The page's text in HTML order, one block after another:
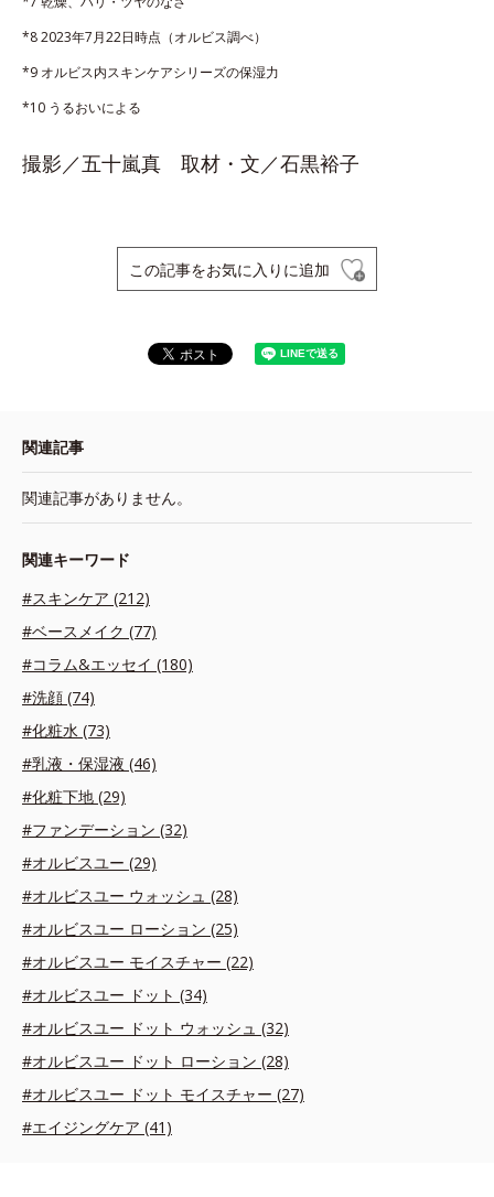
*8 2023年7月22日時点（オルビス調べ）
*9 オルビス内スキンケアシリーズの保湿力
*10 うるおいによる
撮影／五十嵐真 取材・文／石黒裕子
この記事をお気に入りに追加
関連記事
関連記事がありません。
関連キーワード
#スキンケア (212)
#ベースメイク (77)
#コラム&エッセイ (180)
#洗顔 (74)
#化粧水 (73)
#乳液・保湿液 (46)
#化粧下地 (29)
#ファンデーション (32)
#オルビスユー (29)
#オルビスユー ウォッシュ (28)
#オルビスユー ローション (25)
#オルビスユー モイスチャー (22)
#オルビスユー ドット (34)
#オルビスユー ドット ウォッシュ (32)
#オルビスユー ドット ローション (28)
#オルビスユー ドット モイスチャー (27)
#エイジングケア (41)